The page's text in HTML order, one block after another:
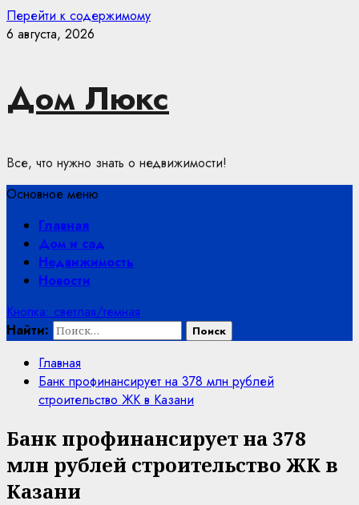
Перейти к содержимому
6 августа, 2026
Дом Люкс
Все, что нужно знать о недвижимости!
Основное меню
Главная
Дом и сад
Недвижимость
Новости
Кнопка: светлая/темная
Найти:
Главная
Банк профинансирует на 378 млн рублей
строительство ЖК в Казани
Банк профинансирует на 378
млн рублей строительство ЖК в
Казани